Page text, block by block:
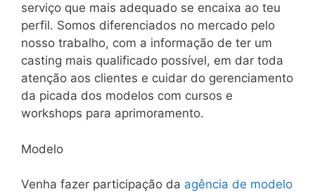
serviço que mais adequado se encaixa ao teu
perfil. Somos diferenciados no mercado pelo
nosso trabalho, com a informação de ter um
casting mais qualificado possível, em dar toda
atenção aos clientes e cuidar do gerenciamento
da picada dos modelos com cursos e
workshops para aprimoramento.
Modelo
Venha fazer participação da agência de modelo